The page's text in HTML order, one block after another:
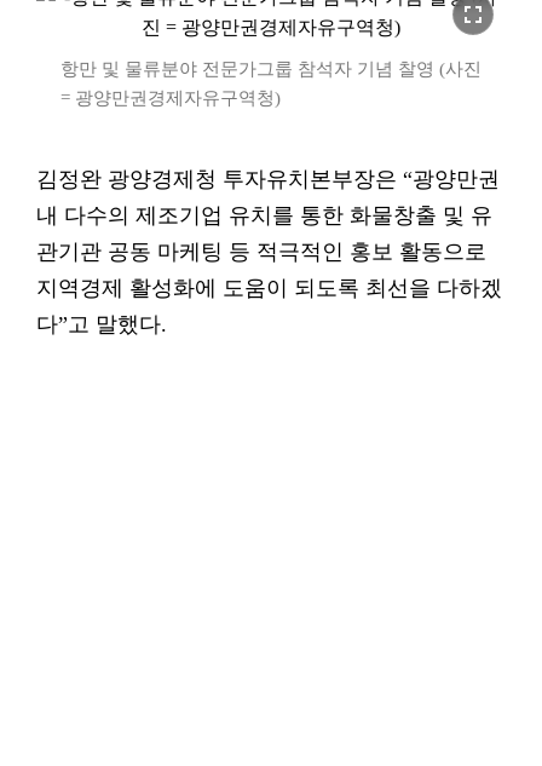
fullscreen
항만 및 물류분야 전문가그룹 참석자 기념 찰영 (사진
= 광양만권경제자유구역청)
김정완 광양경제청 투자유치본부장은 “광양만권
내 다수의 제조기업 유치를 통한 화물창출 및 유
관기관 공동 마케팅 등 적극적인 홍보 활동으로
지역경제 활성화에 도움이 되도록 최선을 다하겠
다”고 말했다.